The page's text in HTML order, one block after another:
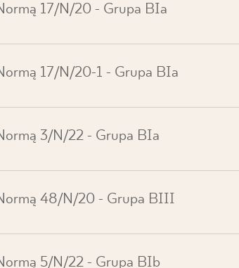
17/N/20 - Grupa BIa
17/N/20-1 - Grupa BIa
3/N/22 - Grupa BIa
48/N/20 - Grupa BIII
5/N/22 - Grupa BIb